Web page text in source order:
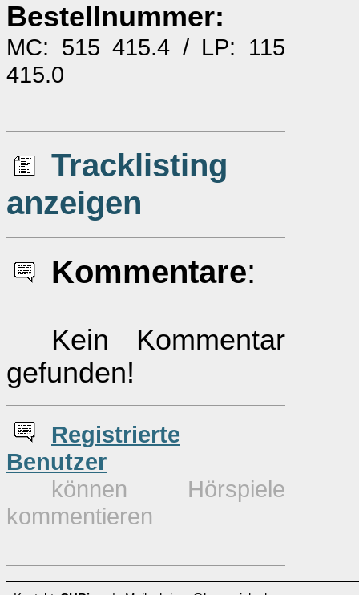
Bestellnummer:
MC: 515 415.4 / LP: 115
415.0
Tracklisting
anzeigen
Kommentare:
Kein Kommentar
gefunden!
Registrierte
Benutzer
können Hörspiele
kommentieren